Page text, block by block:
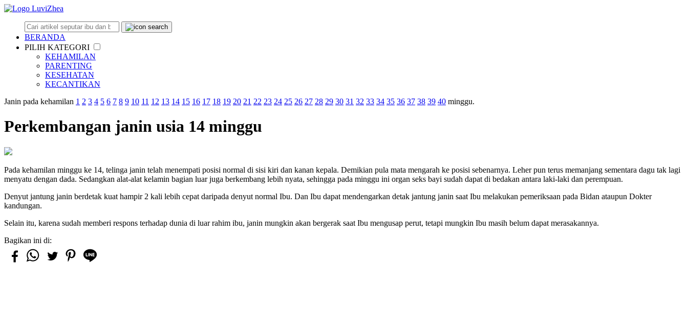
BERANDA
PILIH KATEGORI
KEHAMILAN
PARENTING
KESEHATAN
KECANTIKAN
Janin pada kehamilan 1 2 3 4 5 6 7 8 9 10 11 12 13 14 15 16 17 18 19 20 21 22 23 24 25 26 27 28 29 30 31 32 33 34 35 36 37 38 39 40 minggu.
Perkembangan janin usia 14 minggu
Pada kehamilan minggu ke 14, telinga janin telah menempati posisi normal di sisi kiri dan kanan kepala. Demikian pula mata mengarah ke posisi sebenarnya. Leher pun terus memanjang sementara dagu tak lagi
menyatu dengan dada. Sedangkan alat-alat kelamin bagian luar juga berkembang lebih nyata, sehingga pada minggu ini organ seks bayi sudah dapat di bedakan antara laki-laki dan perempuan.
Denyut jantung janin berdetak kuat hampir 2 kali lebih cepat daripada denyut normal Ibu. Dan Ibu dapat mendengarkan detak jantung janin saat Ibu melakukan pemeriksaan pada Bidan ataupun Dokter
kandungan.
Selain itu, karena sudah memberi respons terhadap dunia di luar rahim ibu, janin mungkin akan bergerak saat Ibu mengusap perut, tetapi mungkin Ibu masih belum dapat merasakannya.
Bagikan ini di: